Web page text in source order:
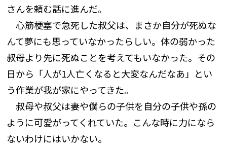
さんを頼む話に進んだ。
心筋梗塞で急死した叔父は、まさか自分が死ぬな
んて夢にも思っていなかったらしい。体の弱かった
叔母より先に死ぬことを考えてもいなかった。その
日から「人が1人亡くなると大変なんだなあ」とい
う作業が我が家にやってきた。
叔母や叔父は妻や僕らの子供を自分の子供や孫の
ように可愛がってくれていた。こんな時に力になら
ないわけにはいかない。